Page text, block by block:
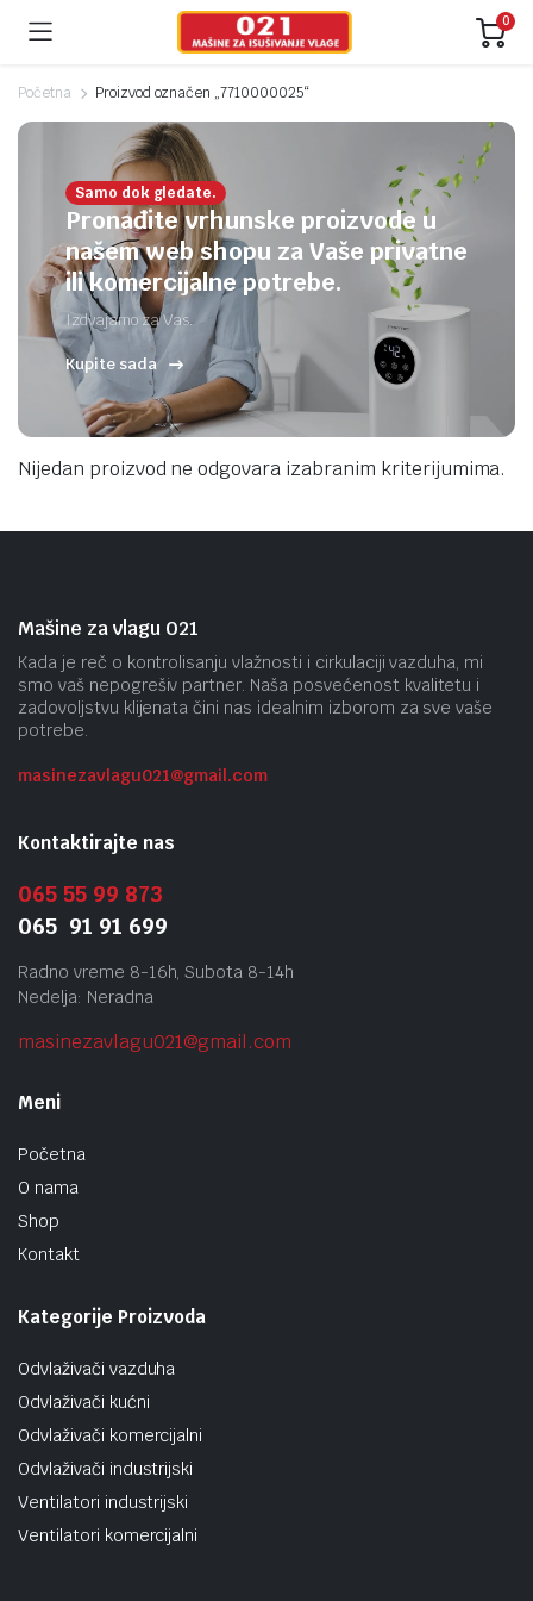
0
Početna Proizvod označen „7710000025“
Samo dok gledate.
Pronađite vrhunske proizvode u
našem web shopu za Vaše privatne
ili komercijalne potrebe.
Izdvajamo za Vas.
Kupite sada
Nijedan proizvod ne odgovara izabranim kriterijumima.
Mašine za vlagu 021
Kada je reč o kontrolisanju vlažnosti i cirkulaciji vazduha, mi
smo vaš nepogrešiv partner. Naša posvećenost kvalitetu i
zadovoljstvu klijenata čini nas idealnim izborom za sve vaše
potrebe.
masinezavlagu021@gmail.com
Kontaktirajte nas
065 55 99 873
065 91 91 699
Radno vreme 8-16h, Subota 8-14h
Nedelja: Neradna
masinezavlagu021@gmail.com
Meni
Početna
O nama
Shop
Kontakt
Kategorije Proizvoda
Odvlaživači vazduha
Odvlaživači kućni
Odvlaživači komercijalni
Odvlaživači industrijski
Ventilatori industrijski
Ventilatori komercijalni